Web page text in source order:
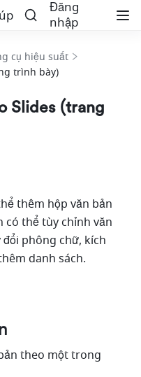
Đăng
nhập
cụ hiệu suất
trình bày)
Slides (trang
thêm hộp văn bản
có thể tùy chỉnh văn
phông chữ, kích
danh sách.
theo một trong